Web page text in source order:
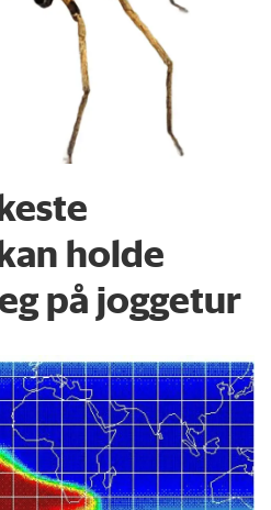
holde
på joggetur